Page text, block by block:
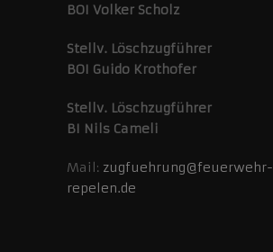
BOI Volker Scholz
Stellv. Löschzugführer
BOI Guido Krothofer
Stellv. Löschzugführer
BI Nils Cameli
Mail: zugfuehrung@feuerwehr-
repelen.de